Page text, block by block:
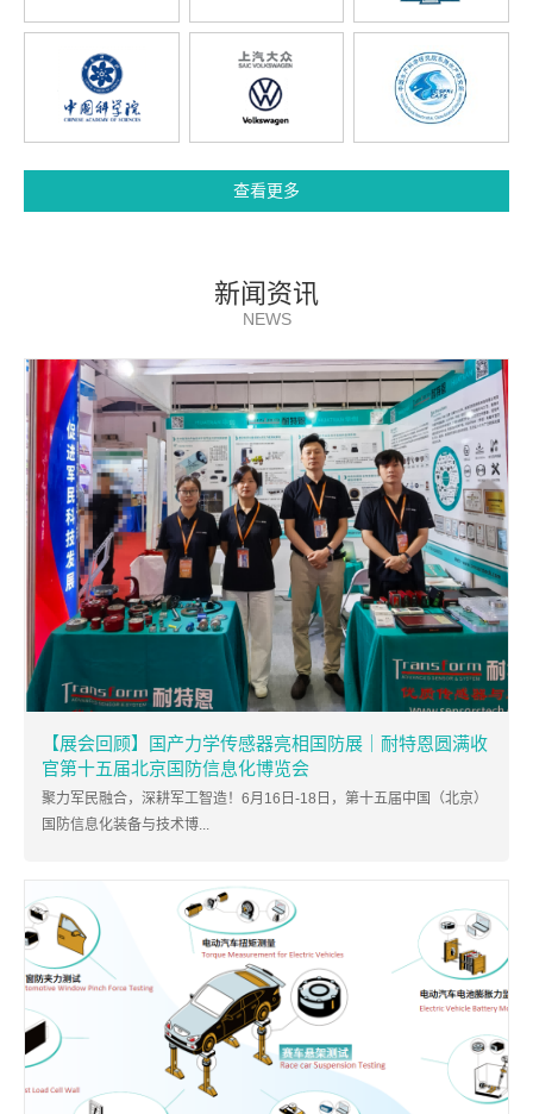
查看更多
新闻资讯
NEWS
【展会回顾】国产力学传感器亮相国防展｜耐特恩圆满收
官第十五届北京国防信息化博览会
聚力军民融合，深耕军工智造！6月16日-18日，第十五届中国（北京）
国防信息化装备与技术博...